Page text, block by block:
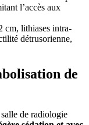
l’accès aux
cm, lithiases intra-
détrusorienne,
de
de radiologie